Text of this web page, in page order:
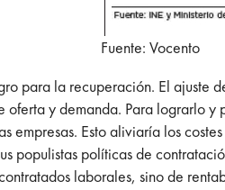
Fuente: Vocento
para la recuperación. El
y demanda. Para lograrlo
empresas. Esto aliviaría los
populistas políticas de
laborales, sino de